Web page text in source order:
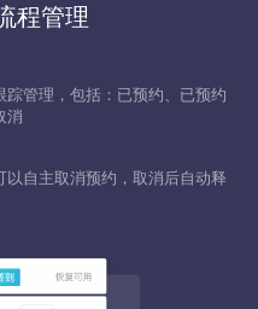
程管理
管理，包括：已预约、已预约
消
自主取消预约，取消后自动释